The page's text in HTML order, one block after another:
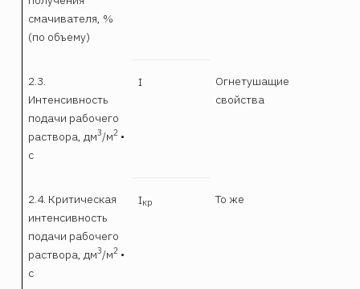
смачивателя, %
(по объему)
2.3.
Интенсивность
подачи рабочего
раствора, дм3/м2•
с
I
Огнетушащие
свойства
2.4. Критическая
интенсивность
подачи рабочего
раствора, дм3/м2•
с
Iкр То же